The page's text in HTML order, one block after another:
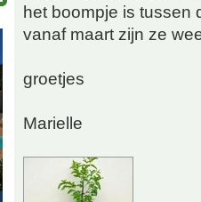
het boompje is tussen
vanaf maart zijn ze
groetjes
Marielle